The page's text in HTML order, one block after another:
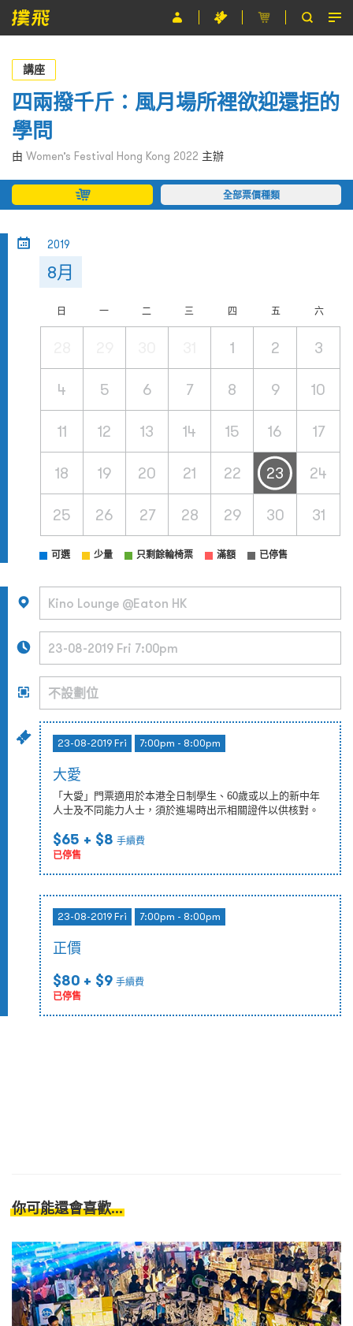
節目
主辦單位
關於撲飛
條款及細則
EN
講座
四兩撥千斤：風月場所裡欲迎還拒的
學問
由 Women’s Festival Hong Kong 2022 主辦
全部票價種類
2019
8月
日 一 二 三 四 五 六
1 2 3
4 5 6 7 8 9 10
11 12 13 14 15 16 17
18 19 20 21 22 23 24
25 26 27 28 29 30 31
可選 少量 只剩餘輪椅票 滿額 已停售
23-08-2019 Fri 7:00pm - 8:00pm
大愛
「大愛」門票適用於本港全日制學生、60歲或以上的新中年
人士及不同能力人士，須於進場時出示相關證件以供核對。
$65 + $8 手續費
已停售
23-08-2019 Fri 7:00pm - 8:00pm
正價
$80 + $9 手續費
已停售
你可能還會喜歡...